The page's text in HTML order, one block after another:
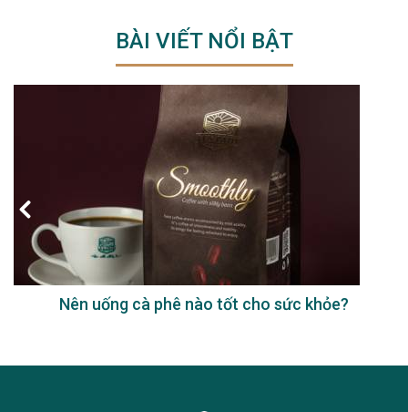
BÀI VIẾT NỔI BẬT
Nên uống cà phê nào tốt cho sức khỏe?